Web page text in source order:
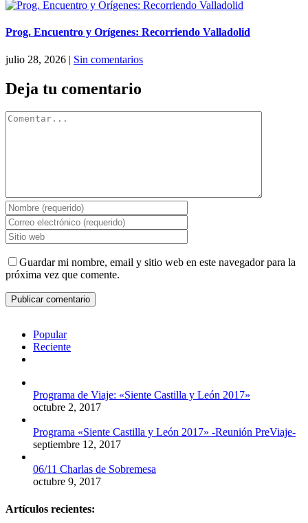
Prog. Encuentro y Orígenes: Recorriendo Valladolid
julio 28, 2026 | Sin comentarios
Deja tu comentario
Comentar
Guardar mi nombre, email y sitio web en este navegador para la
próxima vez que comente.
Popular
Reciente
Programa de Viaje: «Siente Castilla y León 2017»
octubre 2, 2017
Programa «Siente Castilla y León 2017» -Reunión PreViaje-
septiembre 12, 2017
06/11 Charlas de Sobremesa
octubre 9, 2017
Artículos recientes: